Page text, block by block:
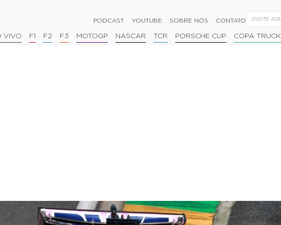
PODCAST YOUTUBE SOBRE NÓS CONTATO
VIVO F1 F2 F3 MOTOGP NASCAR TCR PORSCHE CUP COPA TRUCK